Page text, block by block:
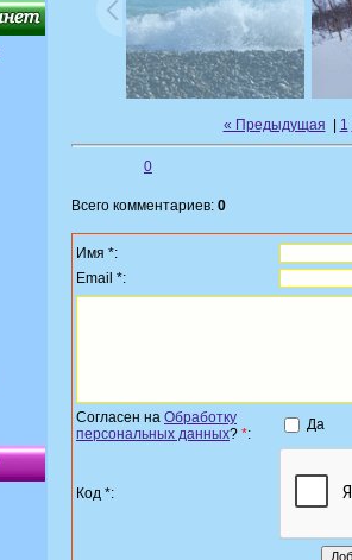
« Предыдущая 1
0
Всего комментариев: 0
Имя *:
Email *:
Согласен на Обработку
персональных данных? *:
Да
Код *: